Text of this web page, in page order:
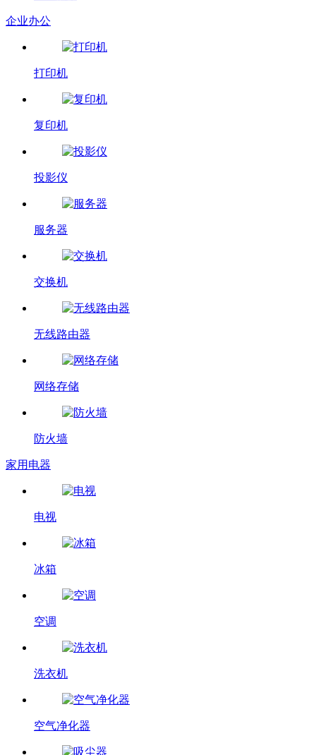
企业办公
打印机
复印机
投影仪
服务器
交换机
无线路由器
网络存储
防火墙
家用电器
电视
冰箱
空调
洗衣机
空气净化器